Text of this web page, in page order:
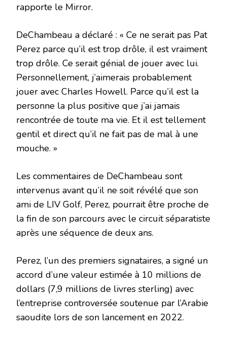
rapporte le Mirror.
DeChambeau a déclaré : « Ce ne serait pas Pat
Perez parce qu’il est trop drôle, il est vraiment
trop drôle. Ce serait génial de jouer avec lui.
Personnellement, j’aimerais probablement
jouer avec Charles Howell. Parce qu’il est la
personne la plus positive que j’ai jamais
rencontrée de toute ma vie. Et il est tellement
gentil et direct qu’il ne fait pas de mal à une
mouche. »
Les commentaires de DeChambeau sont
intervenus avant qu’il ne soit révélé que son
ami de LIV Golf, Perez, pourrait être proche de
la fin de son parcours avec le circuit séparatiste
après une séquence de deux ans.
Perez, l’un des premiers signataires, a signé un
accord d’une valeur estimée à 10 millions de
dollars (7,9 millions de livres sterling) avec
l’entreprise controversée soutenue par l’Arabie
saoudite lors de son lancement en 2022.